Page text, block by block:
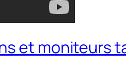
et moniteurs